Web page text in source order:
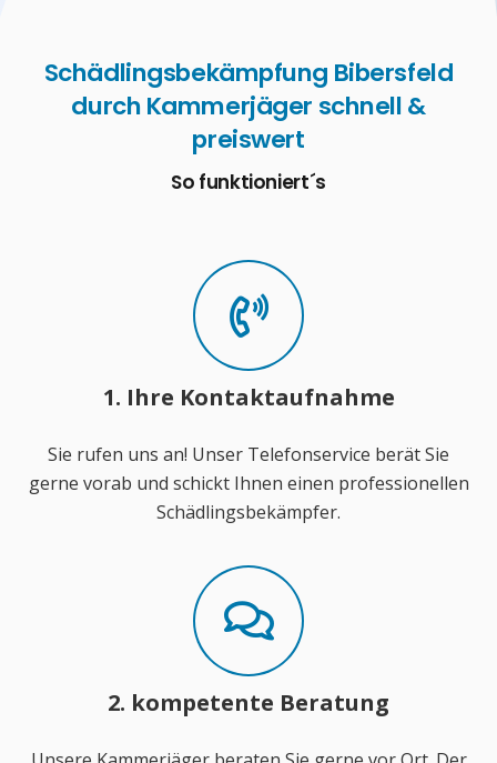
Schädlingsbekämpfung Bibersfeld
durch Kammerjäger schnell &
preiswert
So funktioniert´s
1. Ihre Kontaktaufnahme
Sie rufen uns an! Unser Telefonservice berät Sie
gerne vorab und schickt Ihnen einen professionellen
Schädlingsbekämpfer.
2. kompetente Beratung